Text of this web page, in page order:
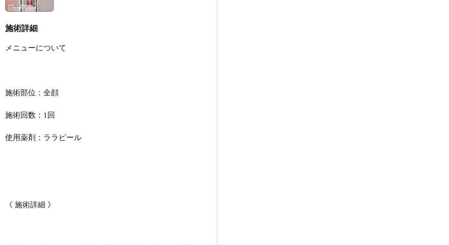
施術詳細
メニューについて
施術部位：全顔
施術回数：1回
使用薬剤：ララピール
《 施術詳細 》